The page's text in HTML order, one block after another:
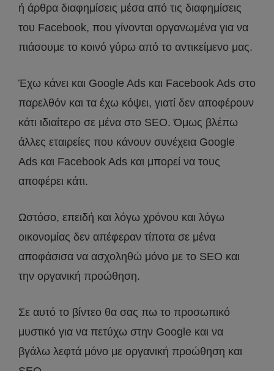
ή άρθρα διαφημίσεις μέσα από τις διαφημίσεις
του Facebook, που γίνονται οργανωμένα για να
πιάσουμε το κοινό γύρω από το αντικείμενο μας.
Έχω κάνει και Google Ads και Facebook Ads στο
παρελθόν και τα έχω κόψει, γιατί δεν αποφέρουν
κάτι ιδιαίτερο σε μένα στο SEO. Όμως βλέπω
άλλες εταιρείες που κάνουν συνέχεια Google
Ads και Facebook Ads και μπορεί να τους
αποφέρει κάτι.
Ωστόσο, επειδή και λόγω χρόνου και λόγω
οικονομίας δεν απέφεραν τίποτα σε μένα
αποφάσισα να ασχοληθώ μόνο με το SEO και
την οργανική προώθηση.
Σε αυτό το βίντεο θα σας πω το προσωπικό
μυστικό για να πετύχω στην Google και να
βγάλω λεφτά μόνο με οργανική προώθηση και